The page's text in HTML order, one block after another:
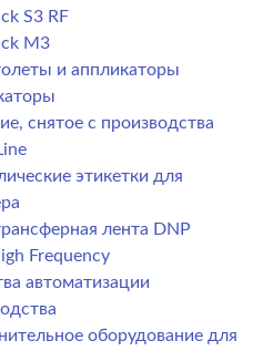
S3 RF
M3
и аппликаторы
снятое с производства
этикетки для
лента DNP
Frequency
автоматизации
оборудование для